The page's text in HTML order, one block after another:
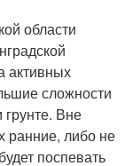
области
активных
сложности
Вне
ранние, либо не
поспевать